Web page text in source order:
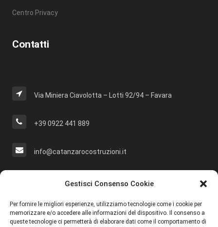
Gestisci Consenso Cookie
Per fornire le migliori esperienze, utilizziamo tecnologie come i cookie per
memorizzare e/o accedere alle informazioni del dispositivo. Il consenso a
queste tecnologie ci permetterà di elaborare dati come il comportamento di
Centro Privacy
Contatti
Via Miniera Ciavolotta – Lotti 92/94 – Favara
+39 0922 441 889
info@catanzarocostruzioni.it
Cerca Nel Sito